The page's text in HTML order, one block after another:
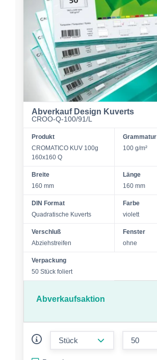
Abverkauf Design Kuverts
CROO-Q-100/91/L
Produkt
CROMATICO KUV 100g
160x160 Q
Grammatur
100 g/m²
Breite
160 mm
Länge
160 mm
DIN Format
Quadratische Kuverts
Farbe
violett
Verschluß
Abziehstreifen
Fenster
ohne
Verpackung
50 Stück foliert
Abverkaufsaktion